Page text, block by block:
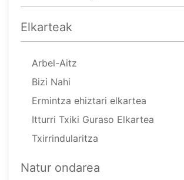
Elkarteak
Arbel-Aitz
Bizi Nahi
Ermintza ehiztari elkartea
Itturri Txiki Guraso Elkartea
Txirrindularitza
Natur ondarea